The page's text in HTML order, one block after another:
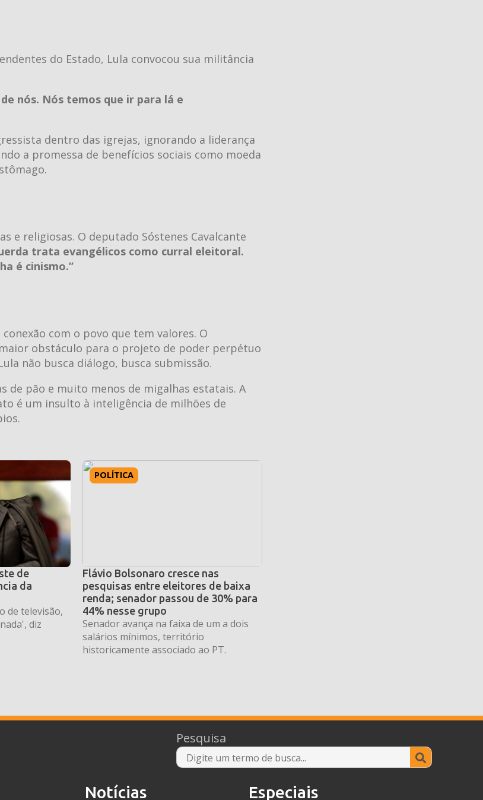
do Estado, Lula convocou sua militância
nós. Nós temos que ir para lá e
dentro das igrejas, ignorando a liderança
a promessa de benefícios sociais como moeda
e religiosas. O deputado Sóstenes Cavalcante
trata evangélicos como curral eleitoral.
é cinismo.”
com o povo que tem valores. O
obstáculo para o projeto de poder perpétuo
não busca diálogo, busca submissão.
de pão e muito menos de migalhas estatais. A
é um insulto à inteligência de milhões de
de
da
de televisão,
diz
POLÍTICA
Flávio Bolsonaro cresce nas
pesquisas entre eleitores de baixa
renda; senador passou de 30% para
44% nesse grupo
Senador avança na faixa de um a dois
salários mínimos, território
historicamente associado ao PT.
Pesquisa
Search
for:
Notícias Especiais